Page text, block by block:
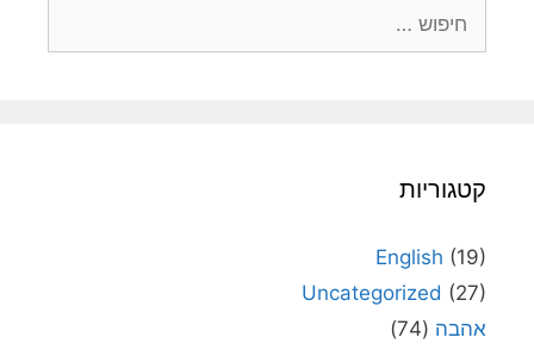
קטגוריות
English (19)
Uncategorized (27)
אהבה (74)